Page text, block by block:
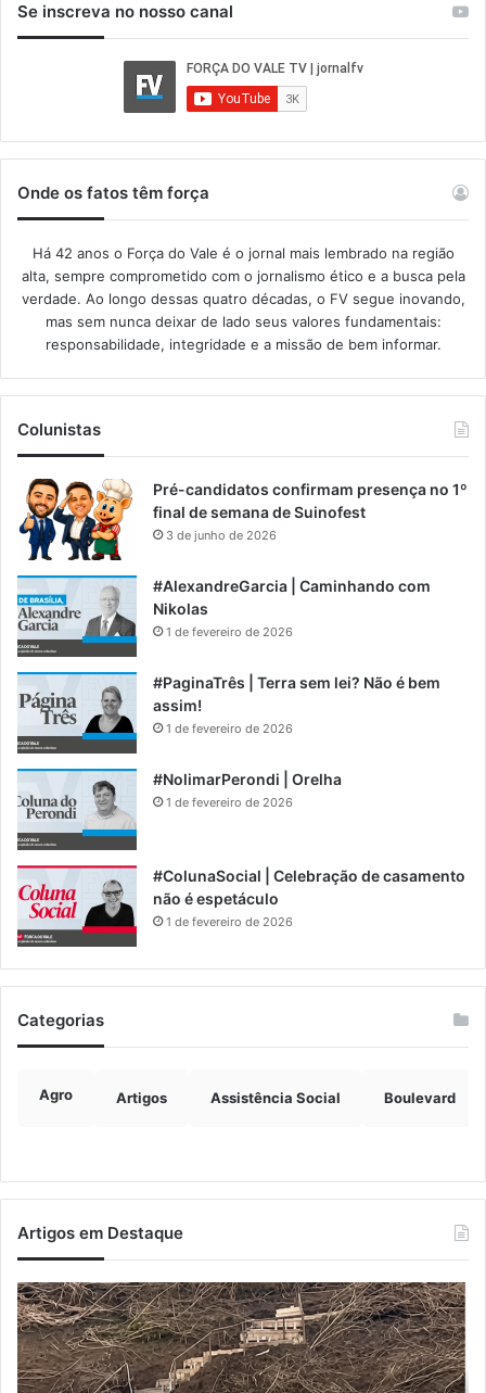
Se inscreva no nosso canal
Onde os fatos têm força
Há 42 anos o Força do Vale é o jornal mais lembrado na região
alta, sempre comprometido com o jornalismo ético e a busca pela
verdade. Ao longo dessas quatro décadas, o FV segue inovando,
mas sem nunca deixar de lado seus valores fundamentais:
responsabilidade, integridade e a missão de bem informar.​
Colunistas
Pré-candidatos confirmam presença no 1º
final de semana de Suinofest
3 de junho de 2026
#AlexandreGarcia | Caminhando com
Nikolas
1 de fevereiro de 2026
#PaginaTrês | Terra sem lei? Não é bem
assim!
1 de fevereiro de 2026
#NolimarPerondi | Orelha
1 de fevereiro de 2026
#ColunaSocial | Celebração de casamento
não é espetáculo
1 de fevereiro de 2026
Categorias
Agro Artigos Assistência Social Boulevard
Artigos em Destaque
Turisvales
2026
recebe
1200
profissionais